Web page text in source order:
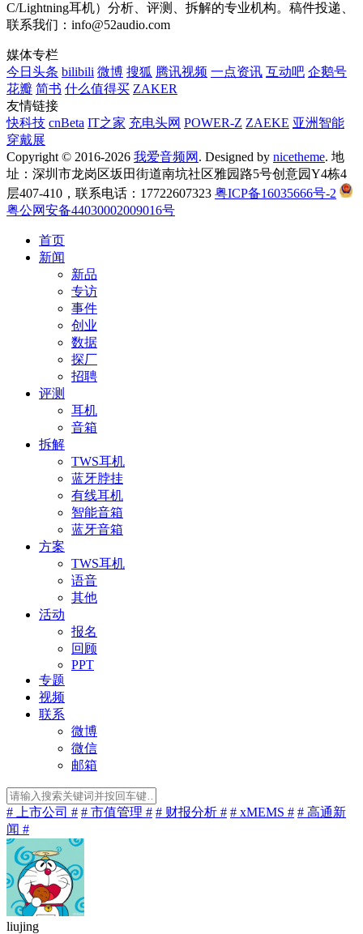
C/Lightning耳机）分析、评测、拆解的专业机构。稿件投递、
联系我们：info@52audio.com
媒体专栏
今日头条 bilibili 微博 搜狐 腾讯视频 一点资讯 互动吧 企鹅号
花瓣 简书 什么值得买 ZAKER
友情链接
快科技 cnBeta IT之家 充电头网 POWER-Z ZAEKE 亚洲智能
穿戴展
Copyright © 2016-2026 我爱音频网 . Designed by nicetheme. 地
址：深圳市龙岗区坂田街道南坑社区雅园路5号创意园Y4栋4
层407-410，联系电话：17722607323 粤ICP备16035666号-2
粤公网安备44030002009016号
首页
新闻
新品
专访
事件
创业
数据
探厂
招聘
评测
耳机
音箱
拆解
TWS耳机
蓝牙脖挂
有线耳机
智能音箱
蓝牙音箱
方案
TWS耳机
语音
其他
活动
报名
回顾
PPT
专题
视频
联系
微博
微信
邮箱
# 上市公司 # # 市值管理 # # 财报分析 # # xMEMS # # 高通新
闻 #
liujing